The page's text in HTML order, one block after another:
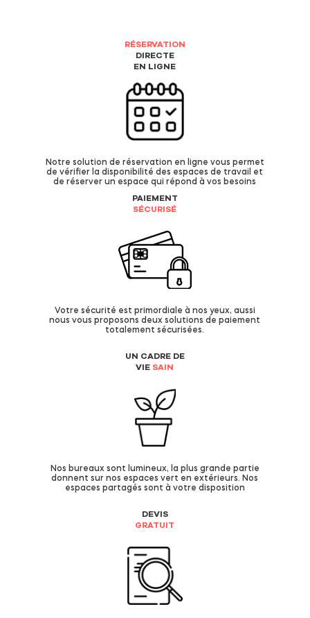
RÉSERVATION
DIRECTE
EN LIGNE
Notre solution de réservation en ligne vous permet
de vérifier la disponibilité des espaces de travail et
de réserver un espace qui répond à vos besoins
PAIEMENT
SÉCURISÉ
Votre sécurité est primordiale à nos yeux, aussi
nous vous proposons deux solutions de paiement
totalement sécurisées.
UN CADRE DE
VIE SAIN
Nos bureaux sont lumineux, la plus grande partie
donnent sur nos espaces vert en extérieurs. Nos
espaces partagés sont à votre disposition
DEVIS
GRATUIT